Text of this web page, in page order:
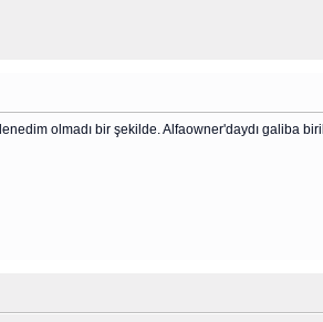
olmadı bir şekilde. Alfaowner'daydı galiba